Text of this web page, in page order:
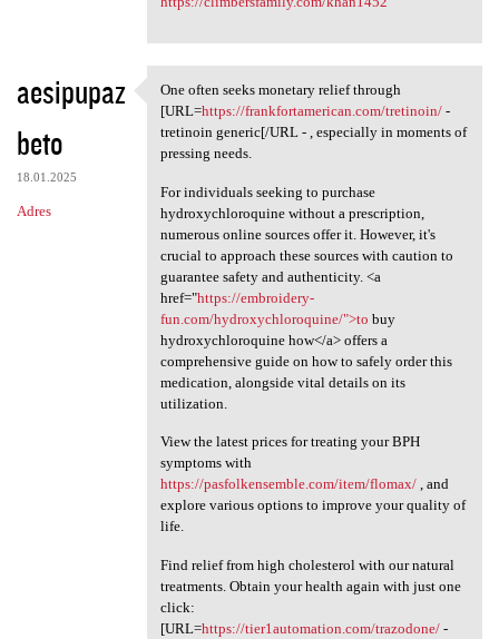
aesipupaz
beto
18.01.2025
Adres
One often seeks monetary
One often seeks monetary relief through
[URL=https://frankfortamerican.com/tretinoin/-
tretinoin generic[/URL - , especially in moments of
pressing needs.
For individuals seeking to purchase
hydroxychloroquine without a prescription,
numerous online sources offer it. However, it's
crucial to approach these sources with caution to
guarantee safety and authenticity. <a
href="https://embroidery-
fun.com/hydroxychloroquine/">to buy
hydroxychloroquine how</a> offers a
comprehensive guide on how to safely order this
medication, alongside vital details on its
utilization.
View the latest prices for treating your BPH
symptoms with
https://pasfolkensemble.com/item/flomax/, and
explore various options to improve your quality of
life.
Find relief from high cholesterol with our natural
treatments. Obtain your health again with just one
click:
[URL=https://tier1automation.com/trazodone/-